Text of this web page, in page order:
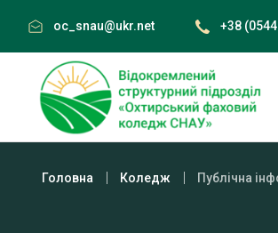
content
oc_snau@ukr.net +38
Головна Коледж Публічна